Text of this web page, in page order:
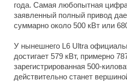
года. Самая любопытная
заявленный полный привод
суммарно около 500 кВт или
У нынешнего L6 Ultra
достигает 579 кВт, примерно
зарегистрированная 500-
действительно станет